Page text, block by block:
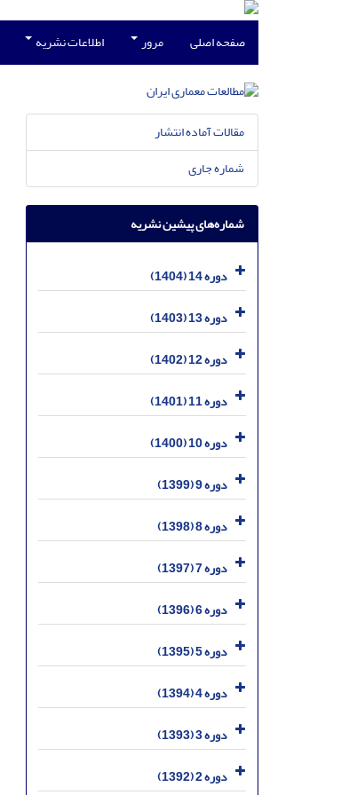
صفحه اصلی مرور اطلاعات نشریه
مقالات آماده انتشار
شماره جاری
شماره‌های پیشین نشریه
دوره 14 (1404)
دوره 13 (1403)
دوره 12 (1402)
دوره 11 (1401)
دوره 10 (1400)
دوره 9 (1399)
دوره 8 (1398)
دوره 7 (1397)
دوره 6 (1396)
دوره 5 (1395)
دوره 4 (1394)
دوره 3 (1393)
دوره 2 (1392)